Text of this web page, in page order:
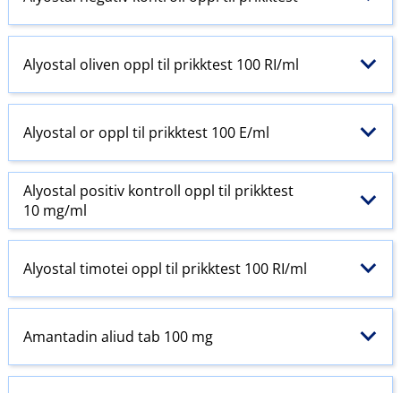
Alyostal oliven oppl til prikktest 100 RI​/​ml
Alyostal or oppl til prikktest 100 E​/​ml
Alyostal positiv kontroll oppl til prikktest
10 mg/ml
Alyostal timotei oppl til prikktest 100 RI​/​ml
Amantadin aliud tab 100 mg